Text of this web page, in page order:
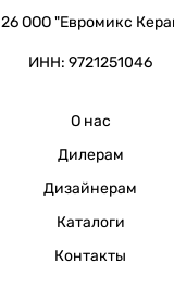
ООО "Евромикс
ИНН: 9721251046
О нас
Дилерам
Дизайнерам
Каталоги
Контакты